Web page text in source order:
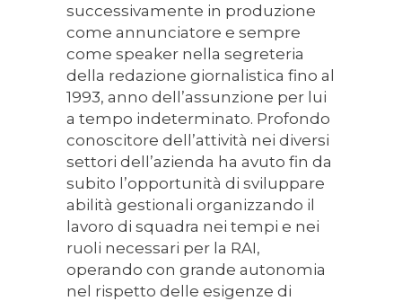
successivamente in produzione
come annunciatore e sempre
come speaker nella segreteria
della redazione giornalistica fino al
1993, anno dell’assunzione per lui
a tempo indeterminato. Profondo
conoscitore dell’attività nei diversi
settori dell’azienda ha avuto fin da
subito l’opportunità di sviluppare
abilità gestionali organizzando il
lavoro di squadra nei tempi e nei
ruoli necessari per la RAI,
operando con grande autonomia
nel rispetto delle esigenze di